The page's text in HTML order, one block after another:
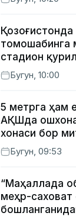
томошабинга
стадион
Бугун, 10:00
5 метрга ҳам
АҚШда
хонаси бор
этилди
Бугун, 09:53
“Маҳаллада
меҳр-саховат